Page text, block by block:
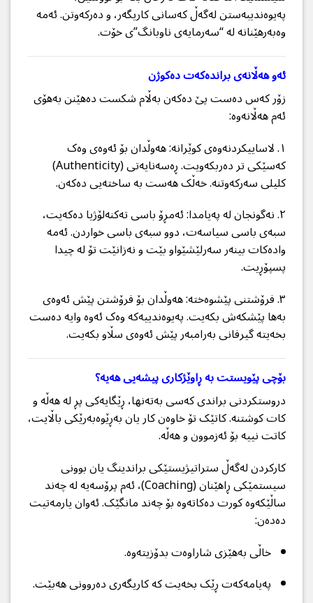
پەیوەندیبەستن لەگەڵ کەسانی کاریگەر، و دەرکەوتن. ئەمە
وەبەرهێنانە لە “سەرمایەی ناوبانگ”ی خۆت.
ئەو هەڵانەی براندەکەت دەکوژن
زۆر کەس دەست پێ دەکەن بەڵام شکست دەهێنن بەهۆی
ئەم هەڵانەوە:
١. لاساییکردنەوەی کوێرانە: هەوڵدان بۆ ئەوەی وەک
کەسێکی تر دەربکەویت. ڕەسەنایەتی (Authenticity)
کلیلی سەرکەوتنە. خەڵک هەست بە ساختەیی دەکەن.
٢. نەگونجان لە پەیامدا: ئەمڕۆ باسی تەکنەلۆژیا دەکەیت،
سبەی باسی سیاسەت، دوو سبەی باسی خواردن. ئەمە
وادەکات بینەر سەرلێشێواو بێت و نەزانێت تۆ لە چیدا
پسپۆڕیت.
٣. فرۆشتنی پێشوەختە: هەوڵدان بۆ فرۆشتن پێش ئەوەی
بەها پێشکەش بکەیت. پەیوەندییەکە وەک ئەوە وایە دەست
بخەیتە گیرفانی بەرامبەر پێش ئەوەی سڵاو بکەیت.
بۆچی پێویستت بە ڕاوێژکاری پیشەیی هەیە؟
دروستکردنی براندی کەسی بەتەنها، ڕێگایەکی پڕ لە هەڵە و
کات کوشتنە. کاتێک تۆ خاوەن کار یان بەڕێوەبەرێکی باڵایت،
کاتت نییە بۆ ئەزموون و هەڵە.
کارکردن لەگەڵ ستراتیژیستێکی براندینگ یان بوونی
سیستمێکی ڕاهێنان (Coaching)، ئەم پرۆسەیە لە چەند
ساڵێکەوە کورت دەکاتەوە بۆ چەند مانگێک. ئەوان یارمەتیت
دەدەن:
خاڵی بەهێزی شاراوەت بدۆزیتەوە.
پەیامەکەت ڕێک بخەیت کە کاریگەری دەروونی هەبێت.